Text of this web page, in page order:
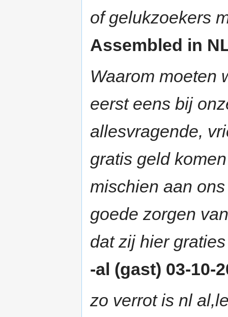
of gelukzoekers
Assembled in
Waarom moeten
eerst eens bij
allesvragende,
gratis geld
mischien aan
goede zorgen
dat zij hier
-al (gast) 03-10-
zo verrot is nl